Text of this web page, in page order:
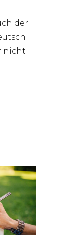
der
nicht